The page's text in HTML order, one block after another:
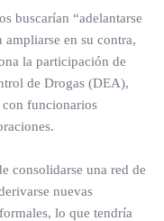
buscarían “adelantarse
ampliarse en su contra,
la participación de
de Drogas (DEA),
con funcionarios
consolidarse una red de
nuevas
lo que tendría